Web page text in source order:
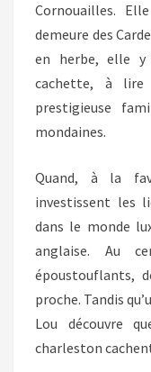
Cornouailles.
demeure des
en herbe, elle y
cachette, à
prestigieuse
mondaines.
Quand, à la
investissent les
dans le monde
anglaise. Au
époustouflants,
proche. Tandis
Lou découvre
charleston